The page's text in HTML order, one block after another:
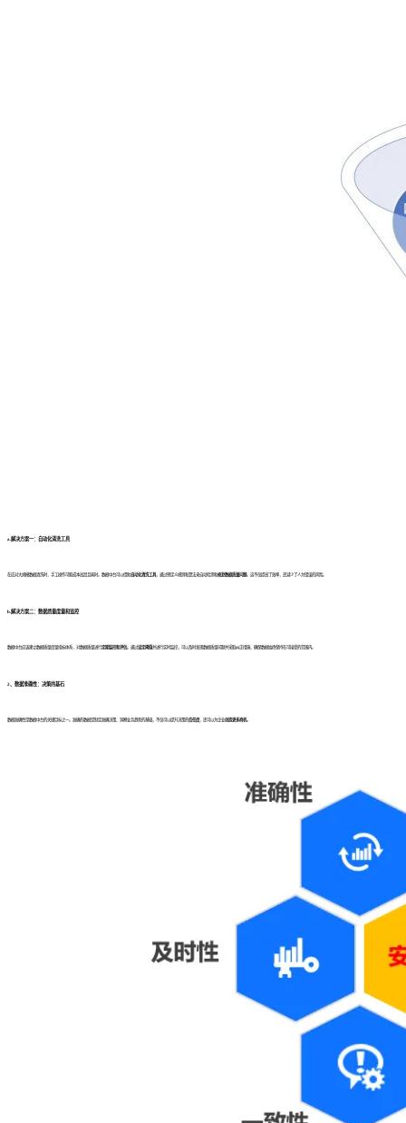
a.解决方案一：自动化清洗工具
在应对大规模数据清洗时，手工操作可能成本高昂且耗时。数据中台可以借助自动化清洗工具 ，通过预定义规则和算法来自动检测和 修复数据质量问题 。这不仅提高了效率，还减少了人为错误的风险。
b.解决方案二：数据质量度量和监控
数据中台应该建立数据质量度量指标体系，对数据质量进行 定期监控和评估 。通过设定阈值并进行实时监控，可以及时发现数据质量问题并采取纠正措施，确保数据始终保持在可接受的范围内。
2、 数据准确性：决策的基石
数据准确性是数据中台的关键目标之一。准确的数据是制定准确决策、洞察业务趋势的基础，不仅可以提升决策的 信任度，还可以为企业创造更多商机